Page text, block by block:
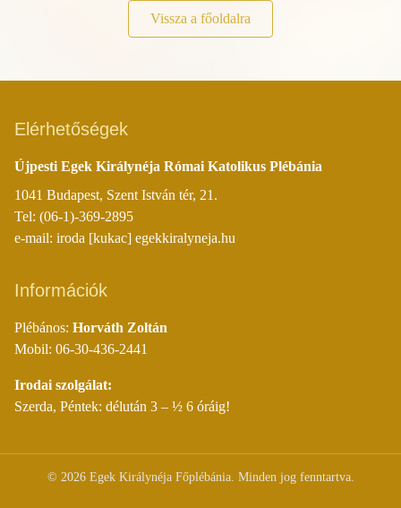
Vissza a főoldalra
Elérhetőségek
Újpesti Egek Királynéja Római Katolikus Plébánia
1041 Budapest, Szent István tér, 21.
Tel: (06-1)-369-2895
e-mail: iroda [kukac] egekkiralyneja.hu
Információk
Plébános: Horváth Zoltán
Mobil: 06-30-436-2441
Irodai szolgálat:
Szerda, Péntek: délután 3 – ½ 6 óráig!
© 2026Egek Királynéja Főplébánia. Minden jog fenntartva.